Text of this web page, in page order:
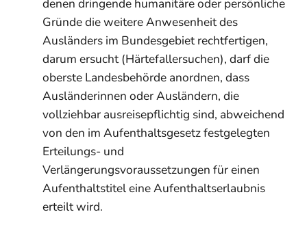
Gründe die weitere Anwesenheit des
Ausländers im Bundesgebiet rechtfertigen,
darum ersucht (Härtefallersuchen), darf die
oberste Landesbehörde anordnen, dass
Ausländerinnen oder Ausländern, die
vollziehbar ausreisepflichtig sind, abweichend
von den im Aufenthaltsgesetz festgelegten
Erteilungs- und
Verlängerungsvoraussetzungen für einen
Aufenthaltstitel eine Aufenthaltserlaubnis
erteilt wird.